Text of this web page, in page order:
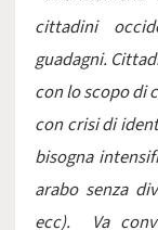
cittadini
guadagni.
con lo scopo di
con crisi di
bisogna
arabo senza
ecc). Va